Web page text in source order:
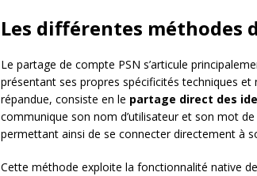
Les différentes méthodes
Le partage de compte PSN s’articule
présentant ses propres spécificités techniques
répandue, consiste en le partage direct des
communique son nom d’utilisateur et son mot
permettant ainsi de se connecter directement à
Cette méthode exploite la fonctionnalité native